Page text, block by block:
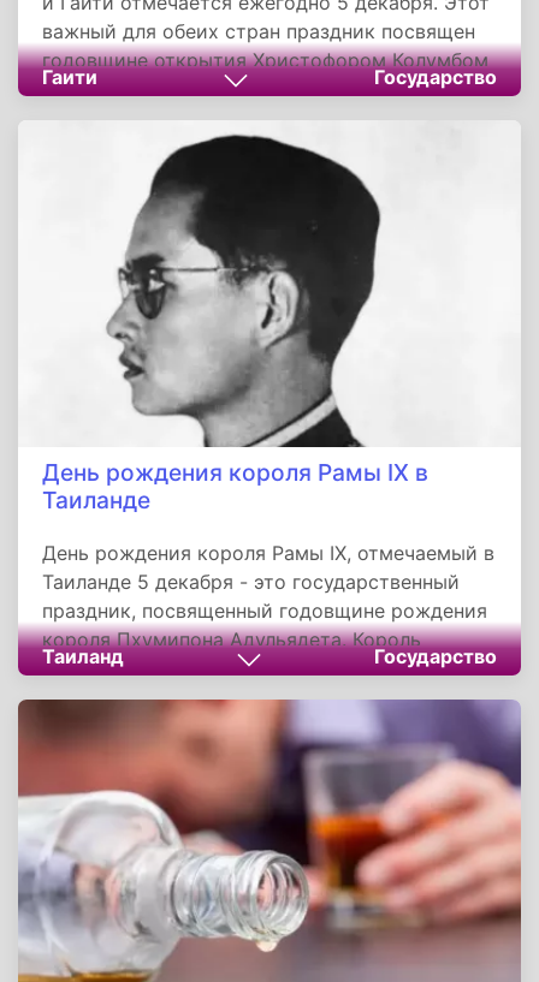
важный для обеих стран праздник посвящен
годовщине открытия Христофором Колумбом
в 1492 году острова Эспаньола, ныне - остров
Гаити. Остров Гаити - второй по величине
остров в архипелаге Большие Антильские
острова в Карибском море. Кроме Кубы и
Гаити в архипелаг входят также Ямайка,
Пуэрто-Рико и Каймановы острова.
Гаити Государство
День рождения короля Рамы IX в
Таиланде
День рождения короля Рамы IX, отмечаемый в
Таиланде 5 декабря - это государственный
праздник, посвященный годовщине рождения
короля Пхумипона Адульядета. Король
Пхумипон Адульядет, получивший при
коронации имя Рамы IX, является девятым
королем из династии Чакри, что правит
Таиландом с 1782 года.
Таиланд Государство